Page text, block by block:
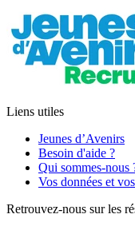
Liens utiles
Jeunes d’Avenirs
Besoin d'aide ?
Qui sommes-nous
Vos données et
Retrouvez-nous sur les